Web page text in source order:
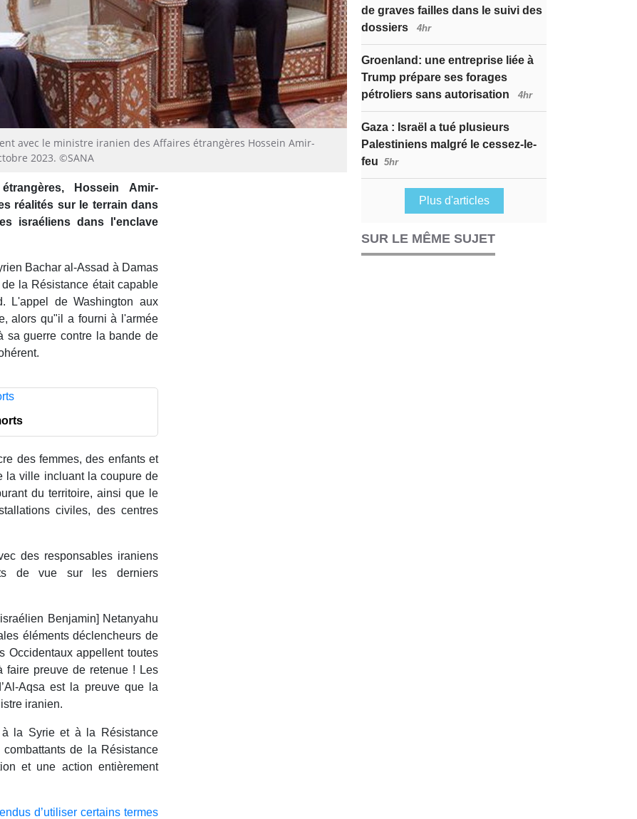
avec le ministre iranien des Affaires étrangères Hossein Amir-
2023. ©SANA
Hossein Amir-
réalités sur le terrain dans
israéliens dans l'enclave
Bachar al-Assad à Damas
la Résistance était capable
L'appel de Washington aux
alors qu"il a fourni à l'armée
sa guerre contre la bande de
des femmes, des enfants et
la ville incluant la coupure de
du territoire, ainsi que le
civiles, des centres
des responsables iraniens
de vue sur les derniers
Benjamin] Netanyahu
éléments déclencheurs de
Occidentaux appellent toutes
faire preuve de retenue ! Les
Aqsa est la preuve que la
iranien.
la Syrie et à la Résistance
de la Résistance
et une action entièrement
d’utiliser certains termes
de graves failles dans le suivi des
dossiers
4hr
Groenland: une entreprise liée à
Trump prépare ses forages
pétroliers sans autorisation
4hr
Gaza : Israël a tué plusieurs
Palestiniens malgré le cessez-le-
feu 5hr
Plus d'articles
SUR LE MÊME SUJET